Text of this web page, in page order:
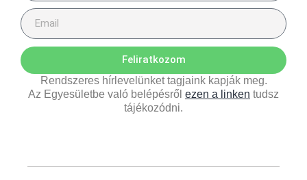
Feliratkozom
Rendszeres hírlevelünket tagjaink kapják meg.
Az Egyesületbe való belépésről ezen a linken tudsz
tájékozódni.